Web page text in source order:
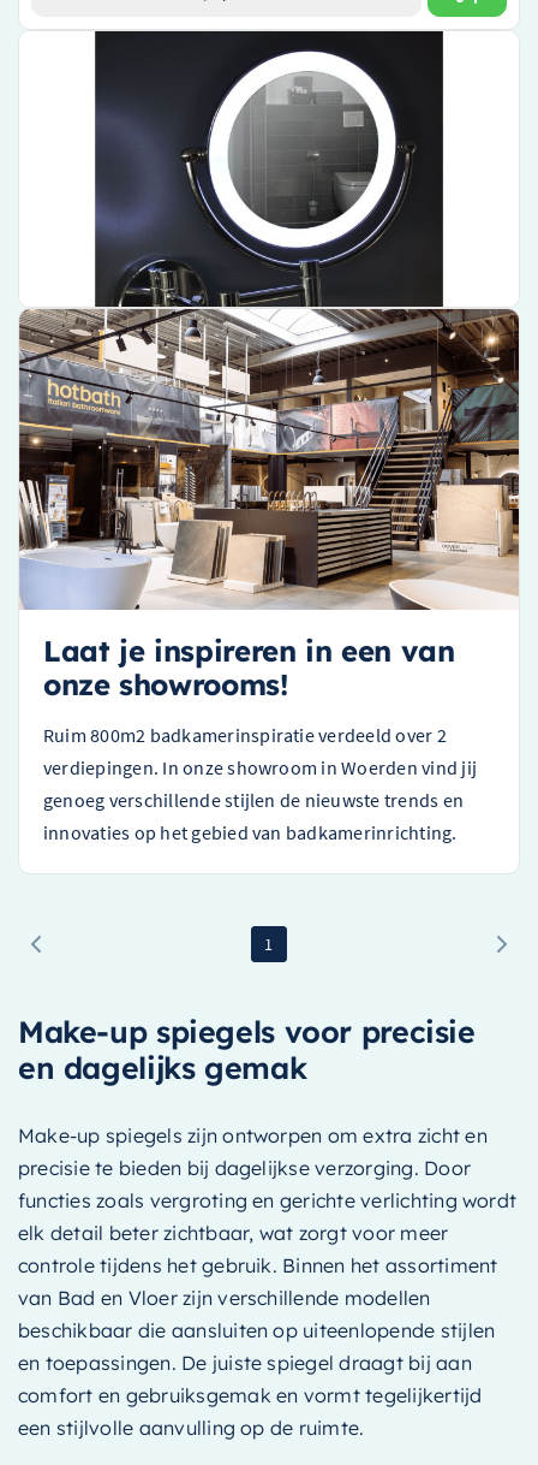
Wiesbaden Wand Scheerspiegel Wiesbaden met LED
Verlichting 20 cm – 38.4135
Hoogwaardig scheeraccessoire van
LED-verlichting
voor een betere zichtbaarheid
wandmontage voor gemakkelijk gebruik
€ 136,25
Bekijk product
Laat je inspireren in een van
onze showrooms!
Ruim 800m2 badkamerinspiratie verdeeld over 2
verdiepingen. In onze showroom in Woerden vind jij
genoeg verschillende stijlen de nieuwste trends en
innovaties op het gebied van badkamerinrichting.
1
Make-up spiegels voor precisie
en dagelijks gemak
Make-up spiegels zijn ontworpen om extra zicht en
precisie te bieden bij dagelijkse verzorging. Door
functies zoals vergroting en gerichte verlichting wordt
elk detail beter zichtbaar, wat zorgt voor meer
controle tijdens het gebruik. Binnen het assortiment
van Bad en Vloer zijn verschillende modellen
beschikbaar die aansluiten op uiteenlopende stijlen
en toepassingen. De juiste spiegel draagt bij aan
comfort en gebruiksgemak en vormt tegelijkertijd
een stijlvolle aanvulling op de ruimte.